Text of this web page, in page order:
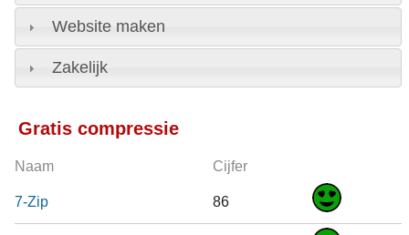
Website maken
Zakelijk
Gratis compressie
Naam Cijfer
7-Zip 86